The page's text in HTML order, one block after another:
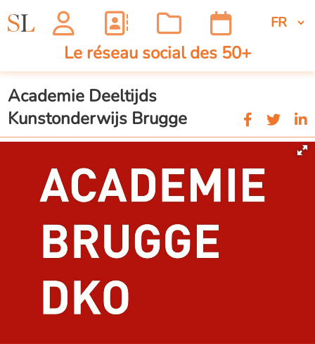
Le réseau social des 50+
Academie Deeltijds
Kunstonderwijs Brugge